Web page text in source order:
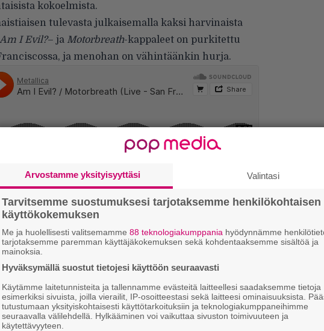
kokoelmista.
tulevasta julkaisemalla kaksi harvinaista
Am I Evil?– ja Motorbreath-kappaleet on purkitettu
ja menohan on vähintäänkin hurja.
uutiskirje ja tiedät mistä kahvitauolla puhutaan!
uutiset ja puheenaiheet suoraan sähköpostiin
Arvostamme yksityisyyttäsi Valintasi
Tarvitsemme suostumuksesi tarjotaksemme henkilökohtaisen
käyttökokemuksen
Me ja huolellisesti valitsemamme 88 teknologiakumppania hyödynnämme
tarjotaksemme paremman käyttäjäkokemuksen sekä kohdentaaksemme sisältöä ja
mainoksia.
Hyväksymällä suostut tietojesi käyttöön seuraavasti
Käytämme laitetunnisteita ja tallennamme evästeitä laitteellesi saadaksemme tietoja
esimerkiksi sivuista, joilla vierailit, IP-osoitteestasi sekä laitteesi ominaisuuksista.
tutustumaan yksityiskohtaisesti käyttötarkoituksiin ja teknologiakumppaneihimme
seuraavalla välilehdellä. Hylkääminen voi vaikuttaa sivuston toimivuuteen ja
käytettävyyteen.